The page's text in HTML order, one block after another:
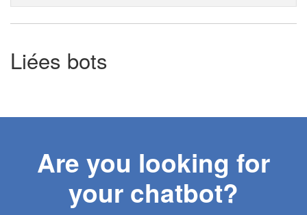
Liées bots
Are you looking for
your chatbot?